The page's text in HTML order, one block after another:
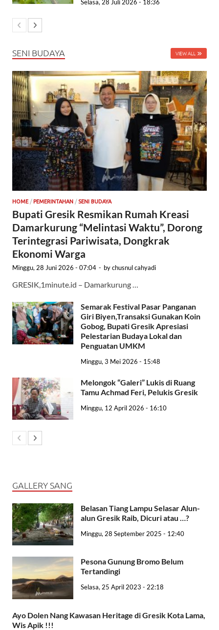
Selasa, 28 Juli 2026 - 18:36
SENI BUDAYA VIEW ALL
HOME/ PEMERINTAHAN /SENI BUDAYA
Bupati Gresik Resmikan Rumah Kreasi
Damarkurung “Melintasi Waktu”, Dorong
Terintegrasi Pariwisata, Dongkrak
Ekonomi Warga
Minggu, 28 Juni 2026 - 07:04 - bychusnul cahyadi
GRESIK,1minute.id – Damarkurung …
Semarak Festival Pasar Panganan
Giri Biyen,Transaksi Gunakan Koin
Gobog, Bupati Gresik Apresiasi
Pelestarian Budaya Lokal dan
Penguatan UMKM
Minggu, 3 Mei 2026 - 15:48
Melongok “Galeri” Lukis di Ruang
Tamu Achmad Feri, Pelukis Gresik
Minggu, 12 April 2026 - 16:10
GALLERY SANG
Belasan Tiang Lampu Selasar Alun-
alun Gresik Raib, Dicuri atau …?
Minggu, 28 September 2025 - 12:40
Pesona Gunung Bromo Belum
Tertandingi
Selasa, 25 April 2023 - 22:18
Ayo Dolen Nang Kawasan Heritage di Gresik Kota Lama,
Wis Apik !!!